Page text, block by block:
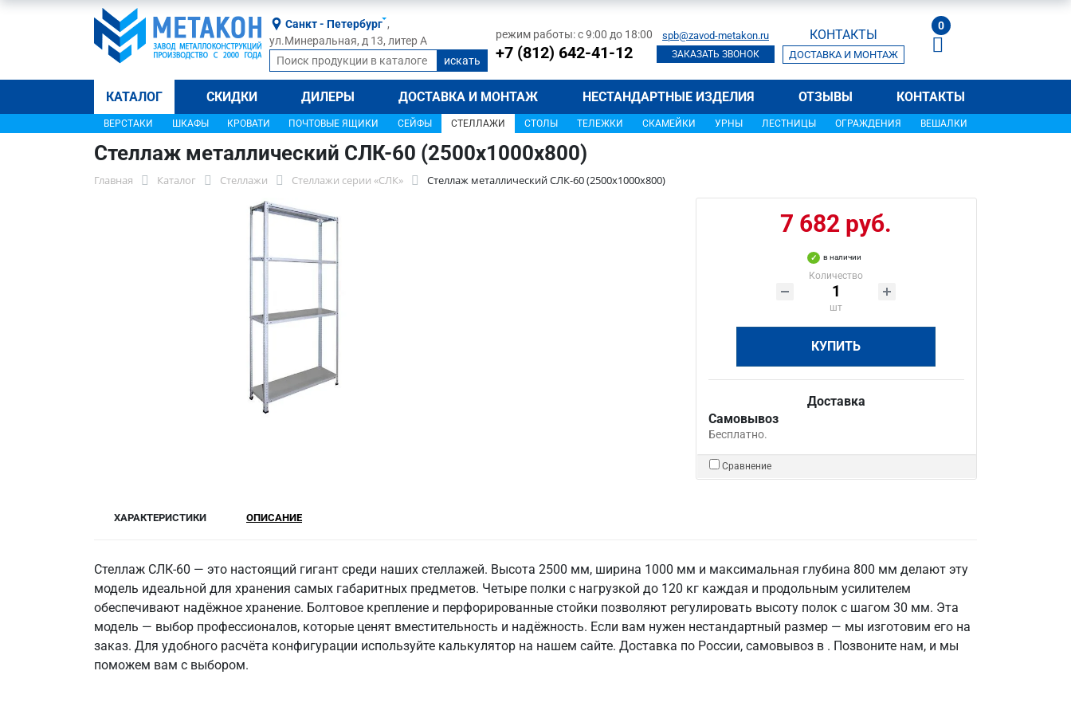
Санкт - Петербург ,
ул.Минеральная, д 13, литер А
режим работы: с 9:00 до 18:00
+7 (812) 642-41-12
spb@zavod-metakon.ru
ЗАКАЗАТЬ ЗВОНОК
КОНТАКТЫ
ДОСТАВКА И МОНТАЖ
0
КАТАЛОГ СКИДКИ ДИЛЕРЫ ДОСТАВКА И МОНТАЖ НЕСТАНДАРТНЫЕ ИЗДЕЛИЯ ОТЗЫВЫ КОНТАКТЫ
ВЕРСТАКИ ШКАФЫ КРОВАТИ ПОЧТОВЫЕ ЯЩИКИ СЕЙФЫ СТЕЛЛАЖИ СТОЛЫ ТЕЛЕЖКИ СКАМЕЙКИ УРНЫ ЛЕСТНИЦЫ ОГРАЖДЕНИЯ ВЕШАЛКИ
Стеллаж металлический СЛК-60 (2500x1000x800)
Главная Каталог Стеллажи Стеллажи серии «СЛК» Стеллаж металлический СЛК-60 (2500x1000x800)
7 682 руб.
в наличии
Количество
шт
КУПИТЬ
Доставка
Самовывоз
Бесплатно.
Сравнение
ХАРАКТЕРИСТИКИ ОПИСАНИЕ
Стеллаж СЛК-60 — это настоящий гигант среди наших стеллажей. Высота 2500 мм, ширина 1000 мм и максимальная глубина 800 мм делают эту
модель идеальной для хранения самых габаритных предметов. Четыре полки с нагрузкой до 120 кг каждая и продольным усилителем
обеспечивают надёжное хранение. Болтовое крепление и перфорированные стойки позволяют регулировать высоту полок с шагом 30 мм. Эта
модель — выбор профессионалов, которые ценят вместительность и надёжность. Если вам нужен нестандартный размер — мы изготовим его на
заказ. Для удобного расчёта конфигурации используйте калькулятор на нашем сайте. Доставка по России, самовывоз в . Позвоните нам, и мы
поможем вам с выбором.